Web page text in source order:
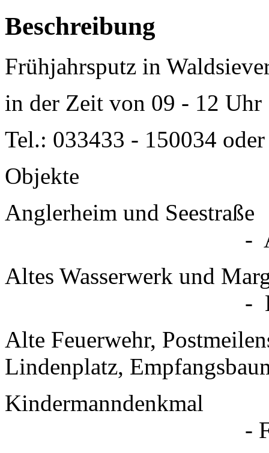
Beschreibung
Frühjahrsputz in
in der Zeit von 09 - 12 Uhr
Tel.: 033433 - 150034
Objekte
Anglerheim
-
Altes Wasserwerk
-
Alte Feuerwehr,
Lindenplatz,
- Frau Ina